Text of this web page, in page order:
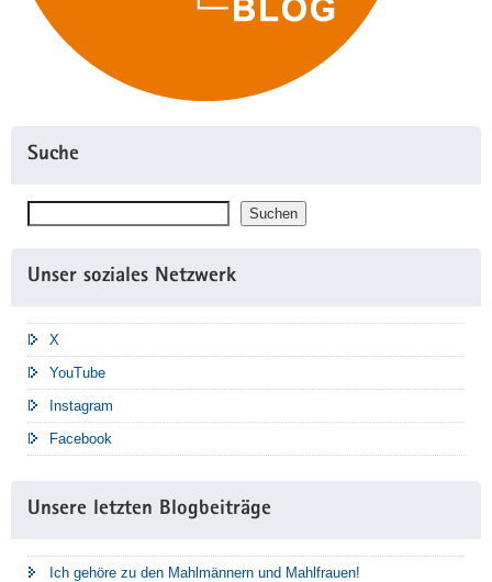
Suche
Suchen
Unser soziales Netzwerk
X
YouTube
Instagram
Facebook
Unsere letzten Blogbeiträge
Ich gehöre zu den Mahlmännern und Mahlfrauen!